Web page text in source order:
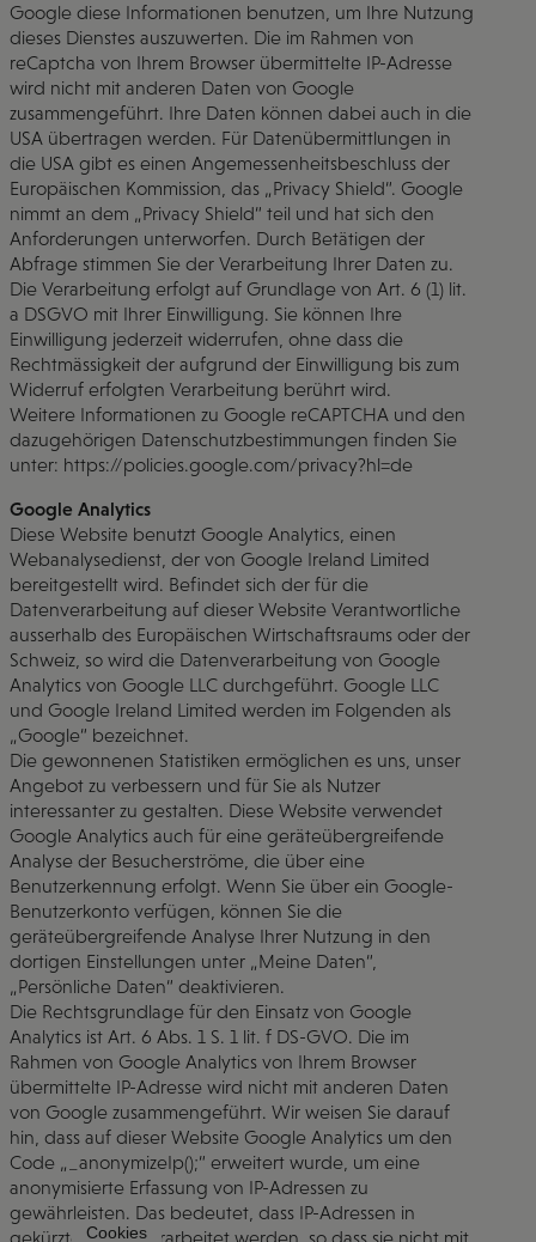
Google diese Informationen benutzen, um Ihre Nutzung
dieses Dienstes auszuwerten. Die im Rahmen von
reCaptcha von Ihrem Browser übermittelte IP-Adresse
wird nicht mit anderen Daten von Google
zusammengeführt. Ihre Daten können dabei auch in die
USA übertragen werden. Für Datenübermittlungen in
die USA gibt es einen Angemessenheitsbeschluss der
Europäischen Kommission, das „Privacy Shield“. Google
nimmt an dem „Privacy Shield“ teil und hat sich den
Anforderungen unterworfen. Durch Betätigen der
Abfrage stimmen Sie der Verarbeitung Ihrer Daten zu.
Die Verarbeitung erfolgt auf Grundlage von Art. 6 (1) lit.
a DSGVO mit Ihrer Einwilligung. Sie können Ihre
Einwilligung jederzeit widerrufen, ohne dass die
Rechtmässigkeit der aufgrund der Einwilligung bis zum
Widerruf erfolgten Verarbeitung berührt wird.
Weitere Informationen zu Google reCAPTCHA und den
dazugehörigen Datenschutzbestimmungen finden Sie
unter: https://policies.google.com/privacy?hl=de
Google Analytics
Diese Website benutzt Google Analytics, einen
Webanalysedienst, der von Google Ireland Limited
bereitgestellt wird. Befindet sich der für die
Datenverarbeitung auf dieser Website Verantwortliche
ausserhalb des Europäischen Wirtschaftsraums oder der
Schweiz, so wird die Datenverarbeitung von Google
Analytics von Google LLC durchgeführt. Google LLC
und Google Ireland Limited werden im Folgenden als
„Google“ bezeichnet.
Die gewonnenen Statistiken ermöglichen es uns, unser
Angebot zu verbessern und für Sie als Nutzer
interessanter zu gestalten. Diese Website verwendet
Google Analytics auch für eine geräteübergreifende
Analyse der Besucherströme, die über eine
Benutzerkennung erfolgt. Wenn Sie über ein Google-
Benutzerkonto verfügen, können Sie die
geräteübergreifende Analyse Ihrer Nutzung in den
dortigen Einstellungen unter „Meine Daten“,
„Persönliche Daten“ deaktivieren.
Die Rechtsgrundlage für den Einsatz von Google
Analytics ist Art. 6 Abs. 1 S. 1 lit. f DS-GVO. Die im
Rahmen von Google Analytics von Ihrem Browser
übermittelte IP-Adresse wird nicht mit anderen Daten
von Google zusammengeführt. Wir weisen Sie darauf
hin, dass auf dieser Website Google Analytics um den
Code „_anonymizeIp();“ erweitert wurde, um eine
anonymisierte Erfassung von IP-Adressen zu
gewährleisten. Das bedeutet, dass IP-Adressen in
Cookies